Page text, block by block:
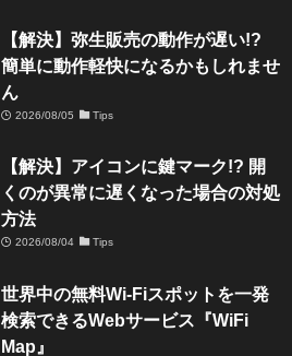
【解決】弥生販売の動作が遅い!?
簡単に動作軽快になるかもしれませ
ん
2026/08/05 Tips
【解決】アイコンに鍵マーク!? 開
くのが異常に遅くなった場合の対処
方法
2026/08/04 Tips
世界中の無料Wi-Fiスポットを一発
検索できるWebサービス『WiFi
Map』